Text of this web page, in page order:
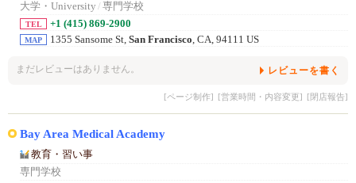
大学・University / 専門学校
TEL +1 (415) 869-2900
MAP 1355 Sansome St, San Francisco, CA, 94111 US
まだレビューはありません。 レビューを書く
[ページ制作] [営業時間・内容変更] [閉店報告]
Bay Area Medical Academy
教育・習い事
専門学校